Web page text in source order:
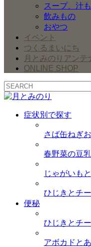
スープ、汁
飲みもの
おやつ
イベント
つくるまいにち
月とみのりアンテ
ONLINE SHOP
症状別で探す
さば缶ねぎ
春野菜の豆
じゃがいも
ひじきとチ
便秘
ひじきとチ
アボカドと